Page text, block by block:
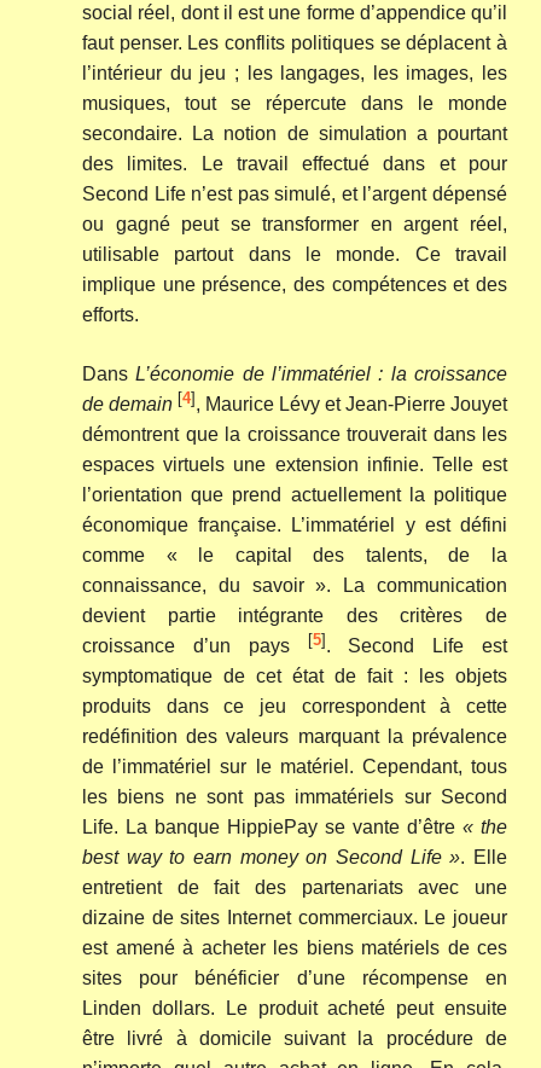
social réel, dont il est une forme d’appendice qu’il
faut penser. Les conflits politiques se déplacent à
l’intérieur du jeu ; les langages, les images, les
musiques, tout se répercute dans le monde
secondaire. La notion de simulation a pourtant
des limites. Le travail effectué dans et pour
Second Life n’est pas simulé, et l’argent dépensé
ou gagné peut se transformer en argent réel,
utilisable partout dans le monde. Ce travail
implique une présence, des compétences et des
efforts.
DansL’économie de l’immatériel : la croissance
de demain [4], Maurice Lévy et Jean-Pierre Jouyet
démontrent que la croissance trouverait dans les
espaces virtuels une extension infinie. Telle est
l’orientation que prend actuellement la politique
économique française. L’immatériel y est défini
comme « le capital des talents, de la
connaissance, du savoir ». La communication
devient partie intégrante des critères de
croissance d’un pays [5]. Second Life est
symptomatique de cet état de fait : les objets
produits dans ce jeu correspondent à cette
redéfinition des valeurs marquant la prévalence
de l’immatériel sur le matériel. Cependant, tous
les biens ne sont pas immatériels sur Second
Life. La banque HippiePay se vante d’être « the
best way to earn money on Second Life ». Elle
entretient de fait des partenariats avec une
dizaine de sites Internet commerciaux. Le joueur
est amené à acheter les biens matériels de ces
sites pour bénéficier d’une récompense en
Linden dollars. Le produit acheté peut ensuite
être livré à domicile suivant la procédure de